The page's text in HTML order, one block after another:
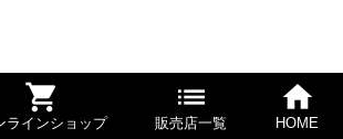
ラインショップ 販売店一覧 HOME